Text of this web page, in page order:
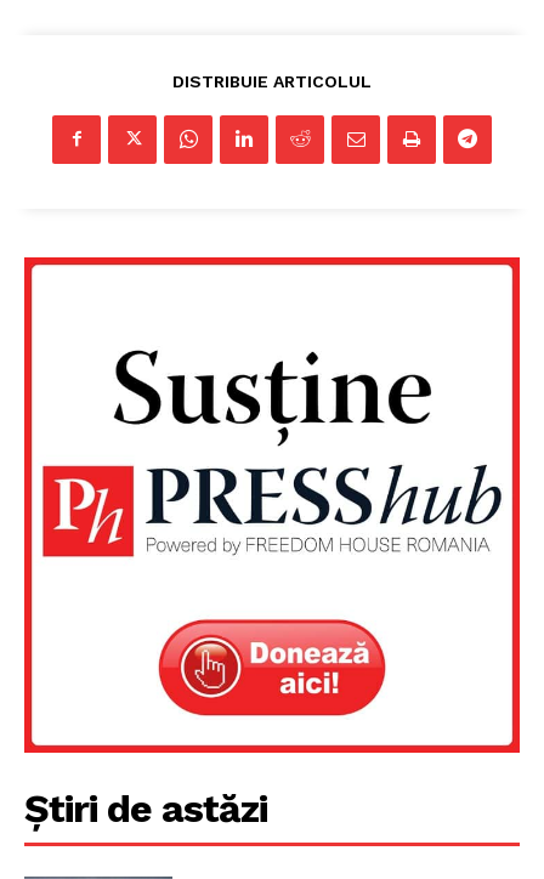
DISTRIBUIE ARTICOLUL
Știri de astăzi